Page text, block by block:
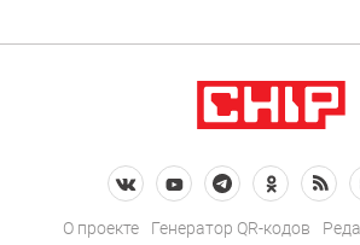
О проекте Генератор QR-кодов